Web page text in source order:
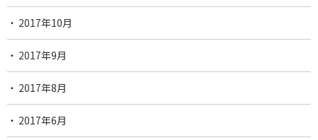
2017年10月
2017年9月
2017年8月
2017年6月